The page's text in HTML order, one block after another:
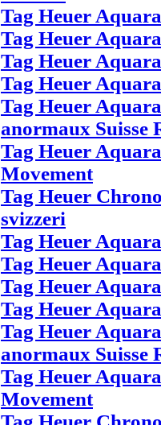
Tag Heuer
Tag Heuer
Tag Heuer
Tag Heuer
Tag Heuer
anormaux Suisse
Tag Heuer
Movement
Tag Heuer
svizzeri
Tag Heuer
Tag Heuer
Tag Heuer
Tag Heuer
Tag Heuer
anormaux Suisse
Tag Heuer
Movement